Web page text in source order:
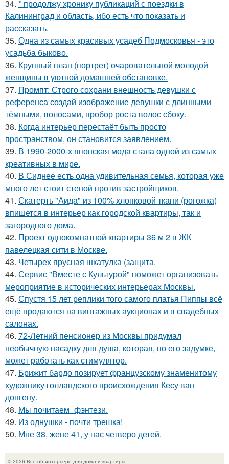
34. * продолжу хронику публикаций с поездки в
Калининград и область, ибо есть что показать и
рассказать.
35. Одна из самых красивых усадеб Подмосковья - это
усадьба быково.
36. Крупный план (портрет) очаровательной молодой
женщины в уютной домашней обстановке.
37. Промпт: Строго сохрани внешность девушки с
референса создай изображение девушки с длинными
тёмными, волосами, пробор роста волос сбоку.
38. Когда интерьер перестаёт быть просто
пространством, он становится заявлением.
39. В 1990-2000-х японская мода стала одной из самых
креативных в мире.
40. В Сиднее есть одна удивительная семья, которая уже
много лет стоит стеной против застройщиков.
41. Скатерть "Аида" из 100% хлопковой ткани (рогожка)
впишется в интерьер как городской квартиры, так и
загородного дома.
42. Проект однокомнатной квартиры 36 м 2 в ЖК
павелецкая сити в Москве.
43. Четырех ярусная шкатулка (защита.
44. Сервис "Вместе с Культурой" поможет организовать
мероприятие в исторических интерьерах Москвы.
45. Спустя 15 лет реплики того самого платья Пиппы всё
ещё продаются на винтажных аукционах и в свадебных
салонах.
46. 72-Летний пенсионер из Москвы придумал
необычную насадку для душа, которая, по его задумке,
может работать как стимулятор.
47. Брижит бардо позирует французскому знаменитому
художнику голландского происхождения Кесу ван
донгену.
48. Мы почитаем_фэнтези.
49. Из однушки - почти трешка!
50. Мне 38, жене 41, у нас четверо детей.
© 2026 Всё об интерьере для дома и квартиры